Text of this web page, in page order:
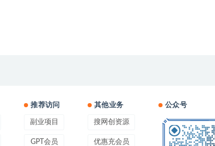
推荐访问
副业项目
GPT会员
其他业务
搜网创资源
优惠充会员
公众号